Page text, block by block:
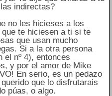
indirectas?
no les hicieses a los
te hiciesen a ti si te
que usan mucho
Si a la otra persona
el nº 4), entonces
y por el amor de Mike
En serio, es un pedazo
que lo disfrutarais
púas, o algo.